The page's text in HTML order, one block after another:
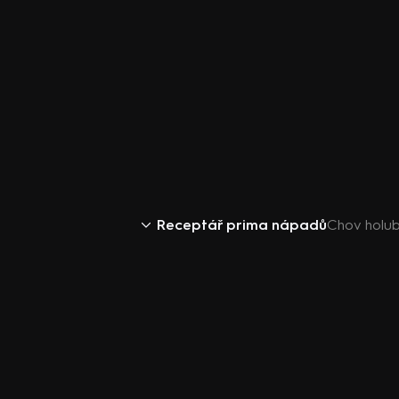
Receptář prima nápadůChov